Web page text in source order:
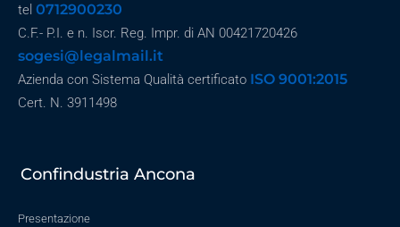
tel 0712900230
C.F.- P.I. e n. Iscr. Reg. Impr. di AN 00421720426
sogesi@legalmail.it
Azienda con Sistema Qualità certificato ISO 9001:2015
Cert. N. 3911498
Confindustria Ancona
Presentazione